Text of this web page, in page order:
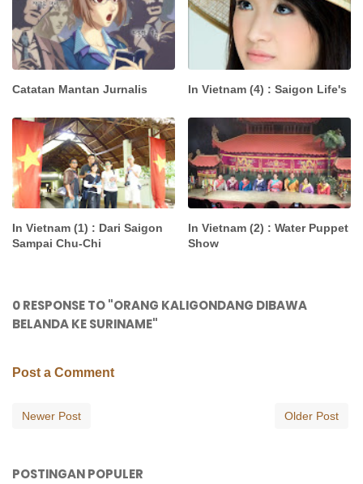
Catatan Mantan Jurnalis In Vietnam (4) : Saigon Life's
In Vietnam (1) : Dari Saigon
Sampai Chu-Chi
In Vietnam (2) : Water Puppet
Show
0 RESPONSE TO "ORANG KALIGONDANG DIBAWA
BELANDA KE SURINAME"
Post a Comment
Newer Post Older Post
POSTINGAN POPULER